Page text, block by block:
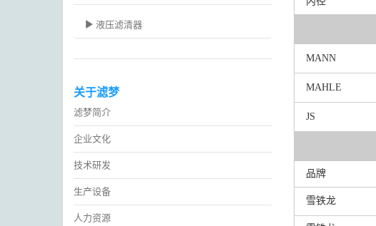
液压滤清器
关于滤梦
滤梦简介
企业文化
技术研发
生产设备
人力资源
MANN
MAHLE
JS
品牌
雪铁龙